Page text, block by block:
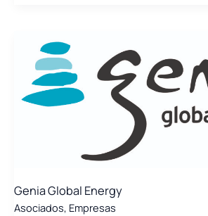
Genia Global Energy
Asociados, Empresas